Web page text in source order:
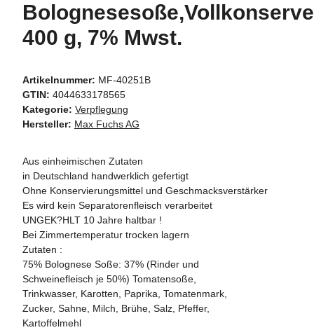
400 g, 7% Mwst.
Artikelnummer: MF-40251B
GTIN: 4044633178565
Kategorie: Verpflegung
Hersteller: Max Fuchs AG
Aus einheimischen Zutaten
in Deutschland handwerklich gefertigt
Ohne Konservierungsmittel und Geschmacksverstärker
Es wird kein Separatorenfleisch verarbeitet
UNGEK?HLT 10 Jahre haltbar !
Bei Zimmertemperatur trocken lagern
Zutaten :
75% Bolognese Soße: 37% (Rinder und
Schweinefleisch je 50%) Tomatensoße,
Trinkwasser, Karotten, Paprika, Tomatenmark,
Zucker, Sahne, Milch, Brühe, Salz, Pfeffer,
Kartoffelmehl